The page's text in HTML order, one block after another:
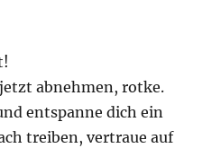
abnehmen, rotke.
entspanne dich ein
treiben, vertraue auf